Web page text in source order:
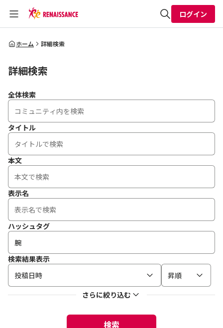
全体検索
ログイン
ホーム 詳細検索
詳細検索
全体検索
タイトル
本文
表示名
ハッシュタグ
検索結果表示
投稿日時
昇順
さらに絞り込む
検索